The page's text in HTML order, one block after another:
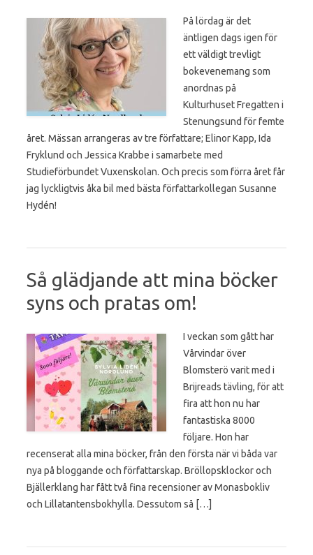
På lördag är det
äntligen dags igen för
ett väldigt trevligt
bokevenemang som
anordnas på
Kulturhuset Fregatten i
Stenungsund för femte
året. Mässan arrangeras av tre författare; Elinor Kapp, Ida
Fryklund och Jessica Krabbe i samarbete med
Studieförbundet Vuxenskolan. Och precis som förra året får
jag lyckligtvis åka bil med bästa författarkollegan Susanne
Hydén!
Så glädjande att mina böcker
syns och pratas om!
I veckan som gått har
Vårvindar över
Blomsterö varit med i
Brijreads tävling, för att
fira att hon nu har
fantastiska 8000
följare. Hon har
recenserat alla mina böcker, från den första när vi båda var
nya på bloggande och författarskap. Bröllopsklockor och
Bjällerklang har fått två fina recensioner av Monasbokliv
och Lillatantensbokhylla. Dessutom så […]